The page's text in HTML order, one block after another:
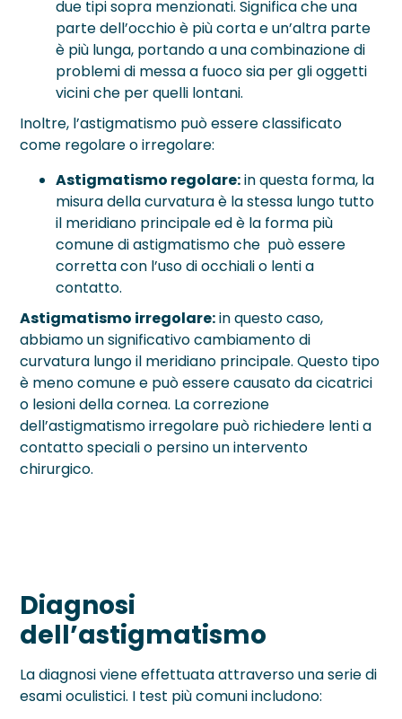
due tipi sopra menzionati. Significa che una
parte dell’occhio è più corta e un’altra parte
è più lunga, portando a una combinazione di
problemi di messa a fuoco sia per gli oggetti
vicini che per quelli lontani.
Inoltre, l’astigmatismo può essere classificato
come regolare o irregolare:
Astigmatismo regolare:in questa forma, la
misura della curvatura è la stessa lungo tutto
il meridiano principale ed è la forma più
comune di astigmatismo che può essere
corretta con l’uso di occhiali o lenti a
contatto.
Astigmatismo irregolare:in questo caso,
abbiamo un significativo cambiamento di
curvatura lungo il meridiano principale. Questo tipo
è meno comune e può essere causato da cicatrici
o lesioni della cornea. La correzione
dell’astigmatismo irregolare può richiedere lenti a
contatto speciali o persino un intervento
chirurgico.
Diagnosi
dell’astigmatismo
La diagnosi viene effettuata attraverso una serie di
esami oculistici. I test più comuni includono: